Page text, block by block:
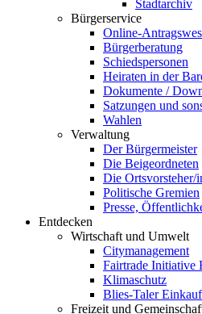
Stadtarchiv
Bürgerservice
Online-
Bürgerberatung
Schiedspersonen
Heiraten in der
Dokumente /
Satzungen und
Wahlen
Verwaltung
Der Bürgermeister
Die Beigeordneten
Die Ortsvorsteher/
Politische Gremien
Presse,
Entdecken
Wirtschaft und Umwelt
Citymanagement
Fairtrade Initiative
Klimaschutz
Blies-Taler
Freizeit und